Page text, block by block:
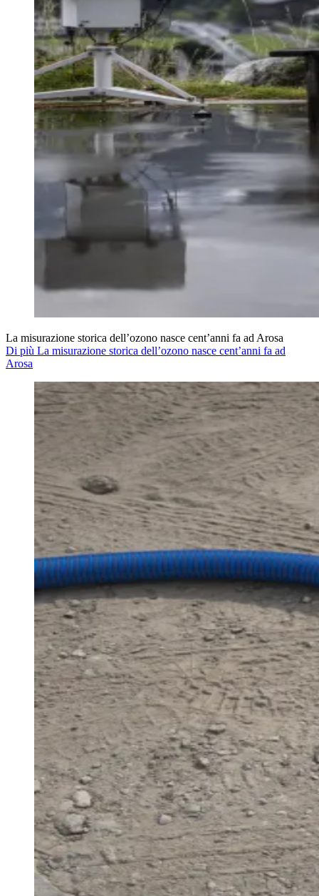
La misurazione storica dell’ozono nasce cent’anni fa ad Arosa
Di più La misurazione storica dell’ozono nasce cent’anni fa ad
Arosa